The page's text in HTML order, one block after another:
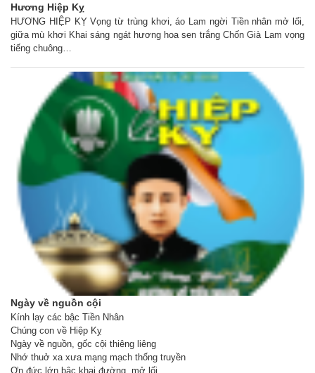
Hương Hiệp Kỵ
HƯƠNG HIỆP KỴ Vọng từ trùng khơi, áo Lam ngời Tiền nhân mở lối,
giữa mù khơi Khai sáng ngát hương hoa sen trắng Chốn Già Lam vọng
tiếng chuông…
Ngày về nguồn cội
Kính lạy các bậc Tiền Nhân
Chúng con về Hiệp Kỵ
Ngày về nguồn, gốc cội thiêng liêng
Nhớ thuở xa xưa mạng mạch thống truyền
Ơn đức lớn bậc khai đường, mở lối…